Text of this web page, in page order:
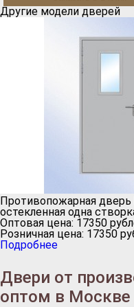
Другие модели дверей
Противопожарная дверь
остекленная одна
Оптовая цена: 17350
Розничная цена: 17350
Подробнее
Двери от
оптом в Москве